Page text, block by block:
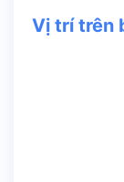
Vị trí trên